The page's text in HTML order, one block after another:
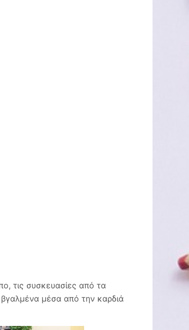
τις συσκευασίες από τα
μέσα από την καρδιά